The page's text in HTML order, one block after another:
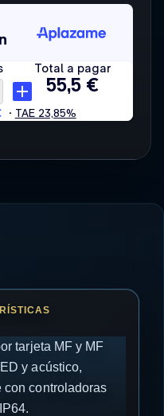
tarjeta MF y MF
y acústico,
con controladoras